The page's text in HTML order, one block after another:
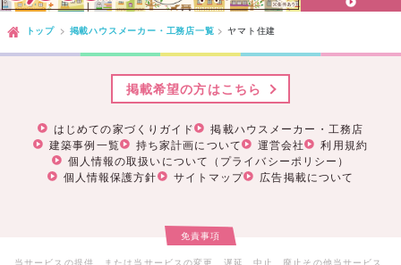
トップ 掲載ハウスメーカー・工務店一覧 ヤマト住建
はじめての家づくりガイド
掲載ハウスメーカー・工務店
建築事例一覧
持ち家計画について 運営会社
利用規約
個人情報の取扱いについて（プライバシーポリシー）
個人情報保護方針
サイトマップ 広告掲載について
掲載希望の方はこちら
免責事項